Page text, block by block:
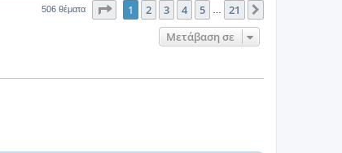
506 θέματα Σελίδα1 από 21
1 2 3 4 5 21
Μετάβαση σε